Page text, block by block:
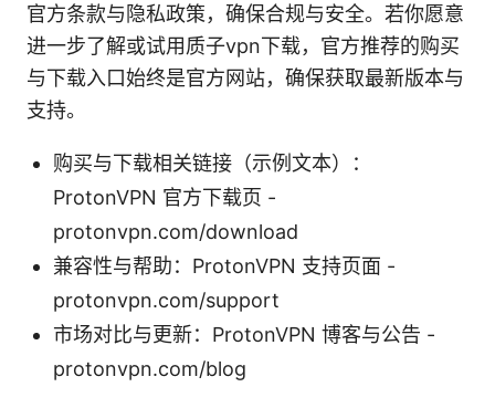
官方条款与隐私政策，确保合规与安全。若你愿意
进一步了解或试用质子vpn下载，官方推荐的购买
与下载入口始终是官方网站，确保获取最新版本与
支持。
购买与下载相关链接（示例文本）：
ProtonVPN 官方下载页 -
protonvpn.com/download
兼容性与帮助：ProtonVPN 支持页面 -
protonvpn.com/support
市场对比与更新：ProtonVPN 博客与公告 -
protonvpn.com/blog